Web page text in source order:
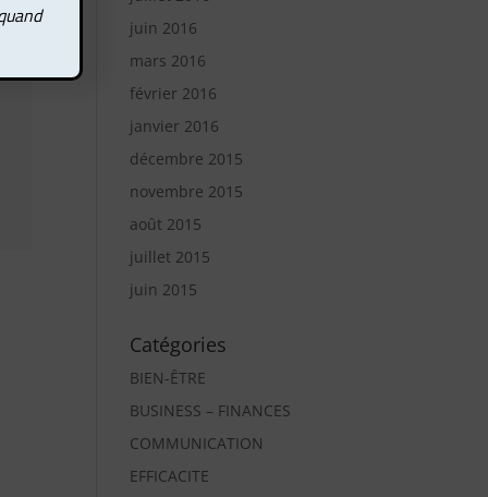
juin 2016
mars 2016
février 2016
janvier 2016
décembre 2015
novembre 2015
août 2015
juillet 2015
juin 2015
Catégories
BIEN-ÊTRE
BUSINESS – FINANCES
COMMUNICATION
EFFICACITE